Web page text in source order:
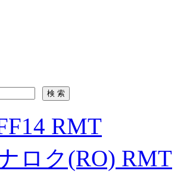
RMT
ロク(RO) RMT